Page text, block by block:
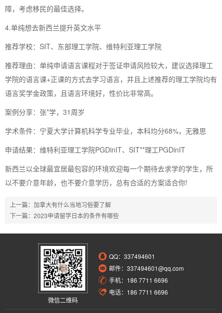
障，考虑移民的最佳选择。
4.单纯想去新西兰提升英文水平
推荐学校：SIT、东部理工学院、维特利亚理工学院
推荐理由：单纯申请语言课程对于签证申请风险较大，建议选择理工
学院的语言课+正课的方式去学习语言，并且上述推荐的理工学院均有
语言奖学金政策，且语言环境好，性价比非常高。
案例分享：张*学，31周岁
学术条件：宁夏大学计算机科学专业毕业，本科均分68%，无雅思
申请结果：维特利亚理工学院PGDinIT、SIT**理工PGDinIT
新西兰以全球最宜居最包容的环境欢迎每一个期待去求学的学生，所
以不要介意年龄，也不要介意学历，总有合适的方案适合你!
上一篇： 加拿大有什么当地习俗要了解
下一篇： 2023申请留学日本的条件有哪些
微信二维码
QQ： 337494601
邮件：337494601@qq.com
手机：186 7711 6696
电话：186 7711 6696